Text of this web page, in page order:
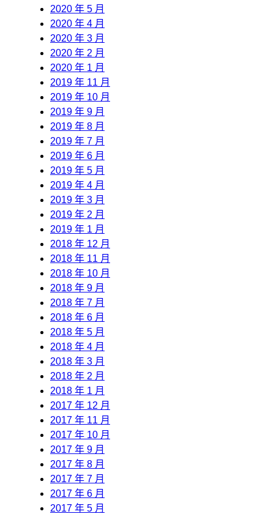
2020 年 5 月
2020 年 4 月
2020 年 3 月
2020 年 2 月
2020 年 1 月
2019 年 11 月
2019 年 10 月
2019 年 9 月
2019 年 8 月
2019 年 7 月
2019 年 6 月
2019 年 5 月
2019 年 4 月
2019 年 3 月
2019 年 2 月
2019 年 1 月
2018 年 12 月
2018 年 11 月
2018 年 10 月
2018 年 9 月
2018 年 7 月
2018 年 6 月
2018 年 5 月
2018 年 4 月
2018 年 3 月
2018 年 2 月
2018 年 1 月
2017 年 12 月
2017 年 11 月
2017 年 10 月
2017 年 9 月
2017 年 8 月
2017 年 7 月
2017 年 6 月
2017 年 5 月